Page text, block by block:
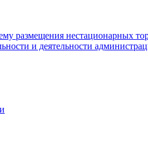
размещения нестационарных
и деятельности